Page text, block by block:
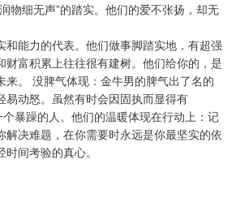
物细无声”的踏实。他们的爱不张扬，却无
和能力的代表。他们做事脚踏实地，有超强
财富积累上往往很有建树。他们给你的，是
来。 没脾气体现：金牛男的脾气出了名的
易动怒。虽然有时会因固执而显得有
个暴躁的人。他们的温暖体现在行动上：记
解决难题，在你需要时永远是你最坚实的依
间考验的真心。